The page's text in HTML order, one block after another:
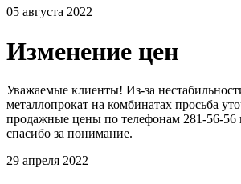
05 августа 2022
Изменение цен
Уважаемые клиенты! Из-за
металлопрокат на комбинатах просьба
продажные цены по телефонам 281-56-56
спасибо за понимание.
29 апреля 2022